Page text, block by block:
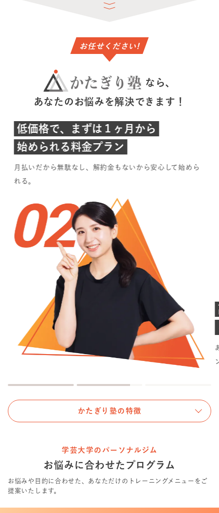
お任せください!
なら、
あなたのお悩みを解決できます！
高クオリティなトレーナー
による伴走指導
あなたに合った専用のメニューで、励ましながらトレーニ
かたぎり塾の特徴
学芸大学のパーソナルジム
お悩みに合わせたプログラム
お悩みや目的に合わせた、あなただけのトレーニングメニューをご
提案いたします。